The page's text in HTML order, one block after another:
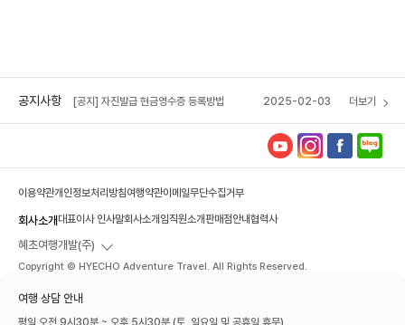
공지사항 [공지] 자진발급 현금영수증 등록방법 2025-02-03
[혜초 VIP 멤버십] 포인트 소멸 예정 안내 2026-04-14
더보기
여행 상담 안내
평일 오전 9시30분 ~ 오후 5시30분 (토, 일요일 및 공휴일 휴무)
이용약관개인정보처리방침여행약관이메일무단수집거부
회사소개 대표이사 인사말회사소개 임직원소개판매점안내협력사
혜초여행개발(주)
Copyright © HYECHO Adventure Travel. All Rights Reserved.